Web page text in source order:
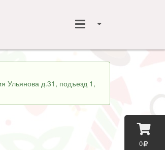
0
Ульянова д.31, подъезд 1,